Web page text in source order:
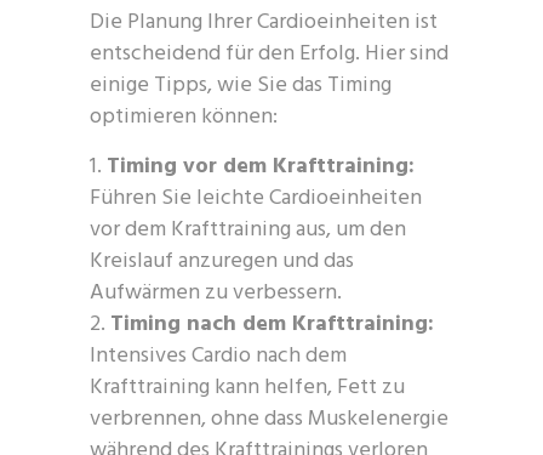
Die Planung Ihrer Cardioeinheiten ist
entscheidend für den Erfolg. Hier sind
einige Tipps, wie Sie das Timing
optimieren können:
Timing vor dem Krafttraining:
Führen Sie leichte Cardioeinheiten
vor dem Krafttraining aus, um den
Kreislauf anzuregen und das
Aufwärmen zu verbessern.
Timing nach dem Krafttraining:
Intensives Cardio nach dem
Krafttraining kann helfen, Fett zu
verbrennen, ohne dass Muskelenergie